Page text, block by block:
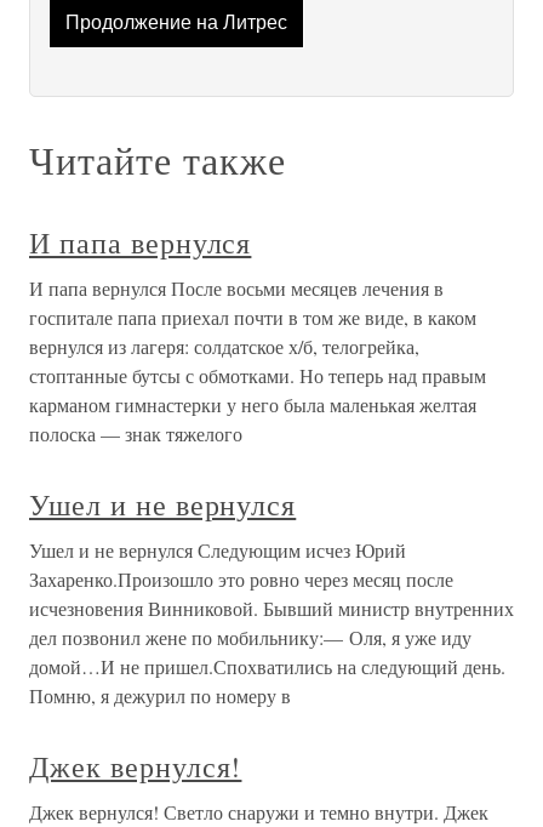
Продолжение на Литрес
Читайте также
И папа вернулся
И папа вернулся После восьми месяцев лечения в
госпитале папа приехал почти в том же виде, в каком
вернулся из лагеря: солдатское х/б, телогрейка,
стоптанные бутсы с обмотками. Но теперь над правым
карманом гимнастерки у него была маленькая желтая
полоска — знак тяжелого
Ушел и не вернулся
Ушел и не вернулся Следующим исчез Юрий
Захаренко.Произошло это ровно через месяц после
исчезновения Винниковой. Бывший министр внутренних
дел позвонил жене по мобильнику:— Оля, я уже иду
домой…И не пришел.Спохватились на следующий день.
Помню, я дежурил по номеру в
Джек вернулся!
Джек вернулся! Светло снаружи и темно внутри. Джек